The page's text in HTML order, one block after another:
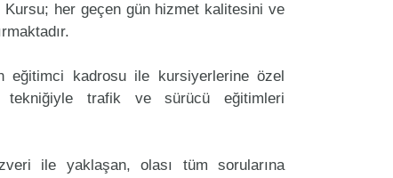
Kursu; her geçen gün hizmet kalitesini ve
eğitimci kadrosu ile kursiyerlerine özel
trafik ve sürücü eğitimleri
ile yaklaşan, olası tüm sorularına